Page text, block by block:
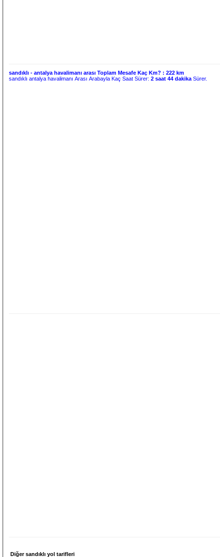
sandıklı - antalya havalimanı arası Toplam Mesafe Kaç Km? :222 km
sandıklı antalya havalimanı Arası Arabayla Kaç Saat Sürer:2 saat 44 dakika Sürer.
Diğer sandıklı yol tarifleri